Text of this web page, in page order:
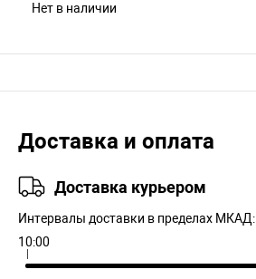
Нет в наличии
Доставка и оплата
Доставка курьером
Интервалы доставки в пределах МКАД:
10:00